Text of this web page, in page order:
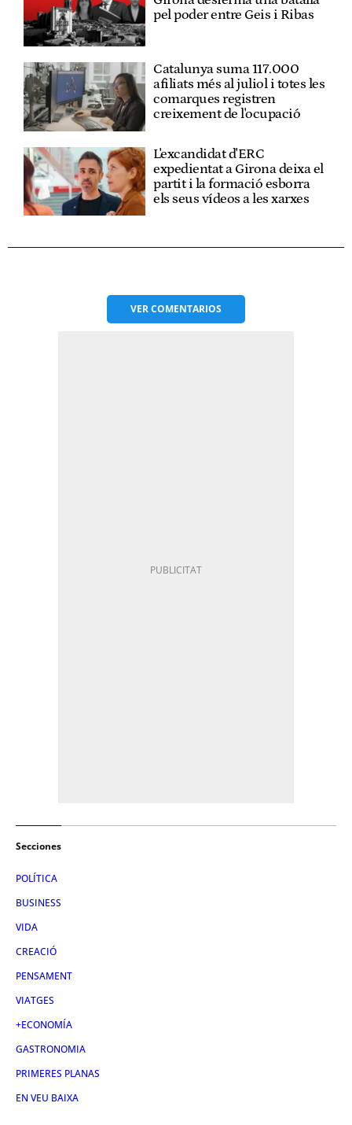
pel poder entre Geis i Ribas
Catalunya suma 117.000
afiliats més al juliol i totes les
comarques registren
creixement de l'ocupació
L'excandidat d'ERC
expedientat a Girona deixa el
partit i la formació esborra
els seus vídeos a les xarxes
VERCOMENTARIOS
Secciones
POLÍTICA
BUSINESS
VIDA
CREACIÓ
PENSAMENT
VIATGES
+ECONOMÍA
GASTRONOMIA
PRIMERES PLANAS
EN VEU BAIXA